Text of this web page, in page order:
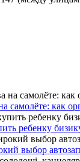
как
ребенку
выбор